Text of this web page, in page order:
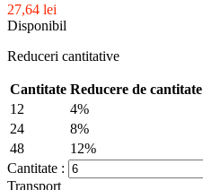
27,64 lei
Disponibil
Reduceri cantitative
Cantitate Reducere de cantitate
12
4%
24
8%
48
12%
Cantitate :
Transport